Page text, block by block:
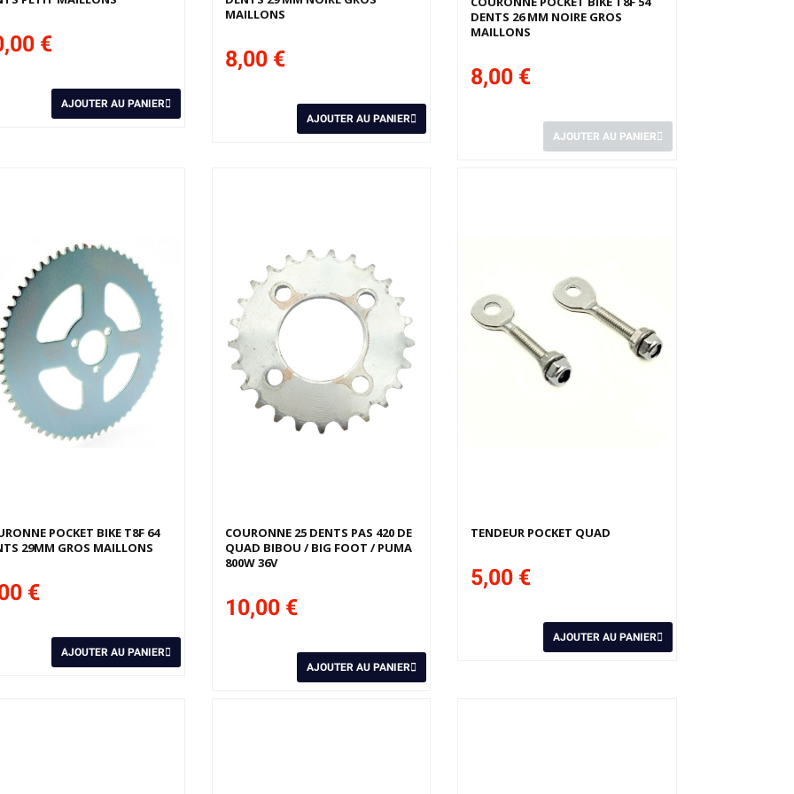
€
AJOUTER AU PANIER
MAILLONS
8,00 €
AJOUTER AU PANIER
DENTS 26 MM NOIRE GROS
MAILLONS
8,00 €
AJOUTER AU PANIER
POCKET BIKE T8F 64
29MM GROS MAILLONS
€
AJOUTER AU PANIER
COURONNE 25 DENTS PAS 420 DE
QUAD BIBOU / BIG FOOT / PUMA
800W 36V
10,00 €
AJOUTER AU PANIER
TENDEUR POCKET QUAD
5,00 €
AJOUTER AU PANIER